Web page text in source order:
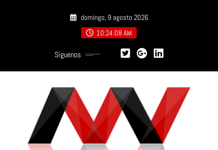
domingo, 9 agosto 2026
10:24:10 AM
Síguenos